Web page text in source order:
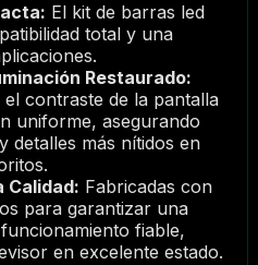
El kit de barras led
total y una
Restaurado:
contraste de la pantalla
uniforme, asegurando
detalles más nítidos en
Calidad: Fabricadas con
para garantizar una
fiable,
en excelente estado.